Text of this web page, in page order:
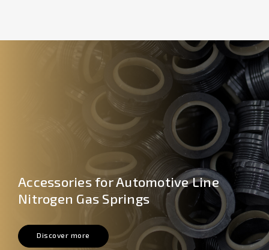
Accessories for Automotive Line
Nitrogen Gas Springs
Discover more